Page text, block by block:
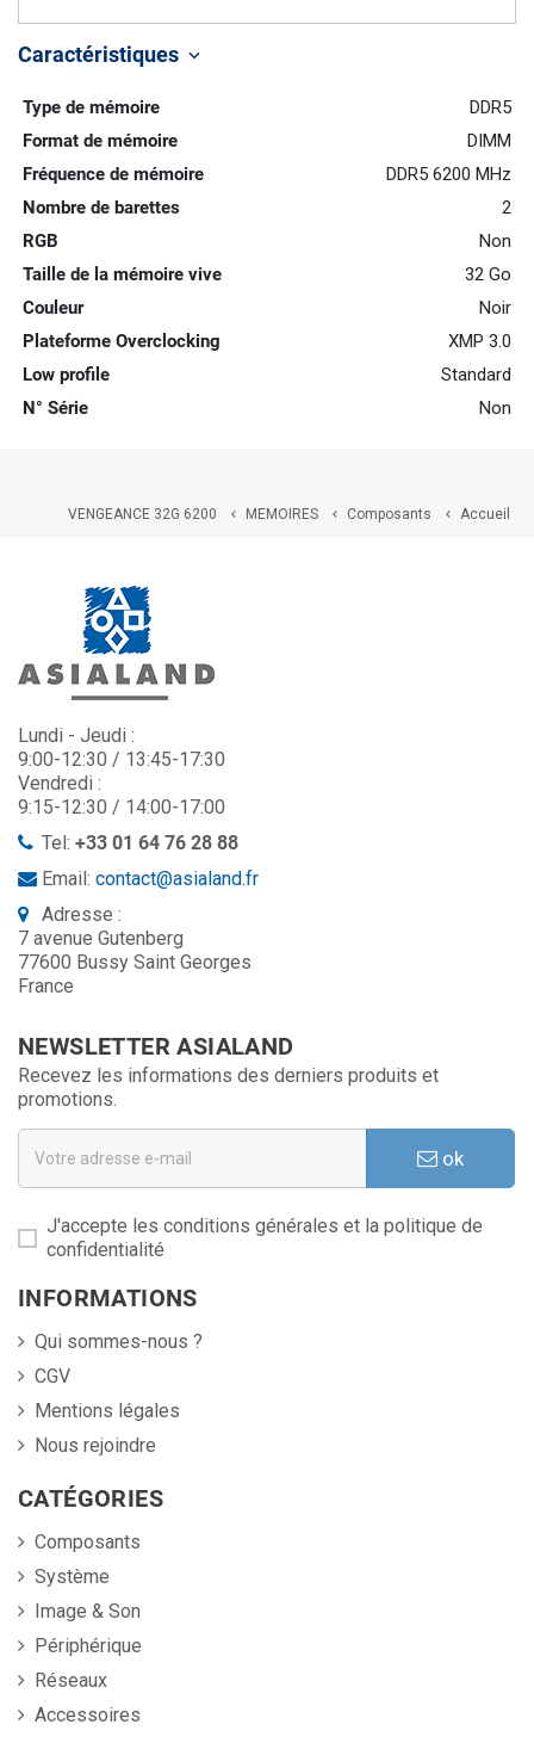
Caractéristiques keyboard_arrow_down
Type de mémoire
DDR5
Format de mémoire
DIMM
Fréquence de mémoire
DDR5 6200 MHz
Nombre de barettes
2
RGB
Non
Taille de la mémoire vive
32 Go
Couleur
Noir
Plateforme Overclocking
XMP 3.0
Low profile
Standard
N° Série
Non
Accueil

Composants

MEMOIRES

VENGEANCE 32G 6200
Lundi - Jeudi :
9:00-12:30 / 13:45-17:30
Vendredi :
9:15-12:30 / 14:00-17:00
Tel: +33 01 64 76 28 88
Email: contact@asialand.fr
Adresse :
7 avenue Gutenberg
77600 Bussy Saint Georges
France
NEWSLETTER ASIALAND
Recevez les informations des derniers produits et
promotions.
ok
J'accepte les conditions générales et la politique de
confidentialité
INFORMATIONS
Qui sommes-nous ?
CGV
Mentions légales
Nous rejoindre
CATÉGORIES
Composants
Système
Image & Son
Périphérique
Réseaux
Accessoires